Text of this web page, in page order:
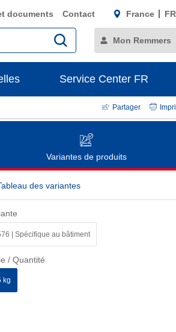
documents Contact France FR
Mon Remmers
Service Center FR
Partager
Variantes de produits
des variantes
| Spécifique au bâtiment
/ Quantité
kg